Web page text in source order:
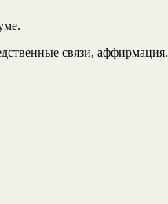
связи, аффирмация.